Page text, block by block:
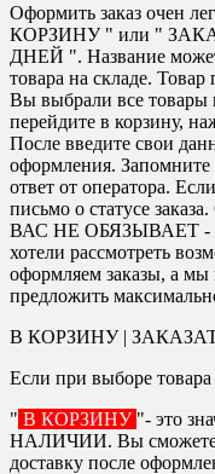
Оформить заказ очен
КОРЗИНУ " или "
ДНЕЙ ". Название может
товара на складе. Товар
Вы выбрали все товары
перейдите в корзину,
После введите свои
оформления.
ответ от оператора.
письмо о статусе
ВАС НЕ ОБЯЗЫВАЕТ -
хотели рассмотреть
оформляем заказы, а мы
предложить
В КОРЗИНУ |
Если при выборе
" В КОРЗИНУ "- это
НАЛИЧИИ. Вы сможете
доставку после